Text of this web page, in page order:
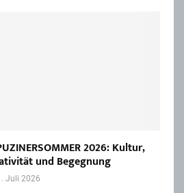
2026: Kultur,
und Begegnung
Juli 2026